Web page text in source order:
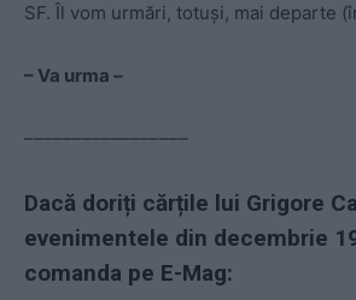
SF. Îl vom urmări, totuşi, mai departe
– Va urma –
–––––––––––––––––
Dacă doriți cărțile lui Grigore
evenimentele din decembrie
comanda pe E-Mag: